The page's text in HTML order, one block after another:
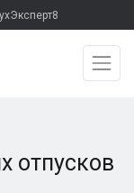
отпусков